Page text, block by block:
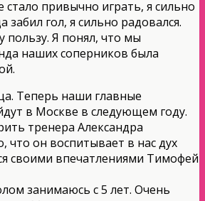
привычно играть, я сильно
забил гол, я сильно радовался.
пользу. Я понял, что мы
наших соперников была
Теперь наши главные
в Москве в следующем году.
тренера Александра
что он воспитывает в нас дух
своими впечатлениями Тимофей
занимаюсь с 5 лет. Очень